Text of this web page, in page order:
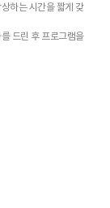
하는 시간을 짧게 갖
드린 후 프로그램을